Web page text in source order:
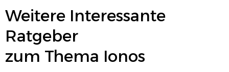
Weitere Interessante
Ratgeber
zum Thema Ionos